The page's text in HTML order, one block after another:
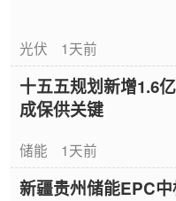
光伏 1天前
十五五规划新增1.6
成保供关键
储能 1天前
新疆贵州储能EPC